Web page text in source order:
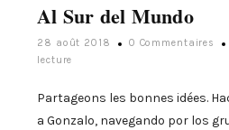
Al Sur del Mundo
28 août 2018 0 Commentaires
lecture
Partageons les bonnes idées.
a Gonzalo, navegando por los